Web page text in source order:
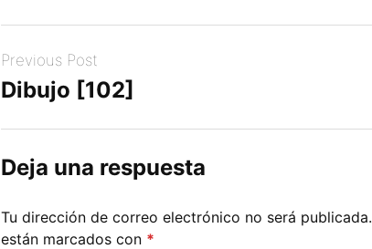
Previous Post
Dibujo [102]
Deja una respuesta
Tu dirección de correo electrónico no será publicada.
están marcados con *